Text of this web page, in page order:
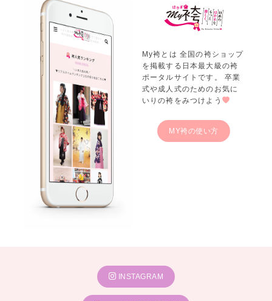
My袴とは 全国の袴ショップ
を掲載する日本最大級の袴
ポータルサイトです。 卒業
式や成人式のためのお気に
いりの袴をみつけよう
MY袴の使い方
INSTAGRAM